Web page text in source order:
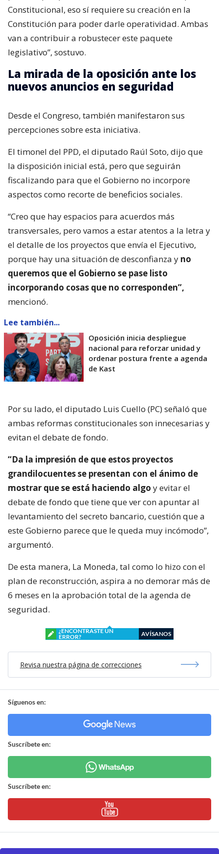
Constitucional, eso sí requiere su creación en la
Constitución para poder darle operatividad. Ambas
van a contribuir a robustecer este paquete
legislativo”, sostuvo.
La mirada de la oposición ante los
nuevos anuncios en seguridad
Desde el Congreso, también manifestaron sus
percepciones sobre esta iniciativa.
El timonel del PPD, el diputado Raúl Soto, dijo que
la disposición inicial está, pero que seguirán
fiscalizando para que el Gobierno no incorpore
aspectos como recorte de beneficios sociales.
“Creo que hay espacios para acuerdos más
transversales, pero vamos a estar atentos a la letra y
el detalle de los proyectos que envía el Ejecutivo,
porque hay una situación de desconfianza y no
queremos que el Gobierno se pase listo
incorporando cosas que no corresponden”,
mencionó.
Lee también...
Oposición inicia despliegue
nacional para reforzar unidad y
ordenar postura frente a agenda
de Kast
Por su lado, el diputado Luis Cuello (PC) señaló que
ambas reformas constitucionales son innecesarias y
evitan el debate de fondo.
“Da la impresión de que estos proyectos
grandilocuentes se presentan con el ánimo de
mostrar que se está haciendo algo y evitar el
debate de fondo que tiene que ver con apuntar al
levantamiento del secreto bancario, cuestión que a
este Gobierno parece que le queda muy incómodo”,
argumentó.
De esta manera, La Moneda, tal como lo hizo con el
plan de reconstrucción, aspira a no demorar más de
6 meses en la aprobación total de la agenda de
seguridad.
¿ENCONTRASTE UN
ERROR?
AVÍSANOS
Revisa nuestra página de correcciones
Síguenos en:
Suscríbete en:
Suscríbete en: